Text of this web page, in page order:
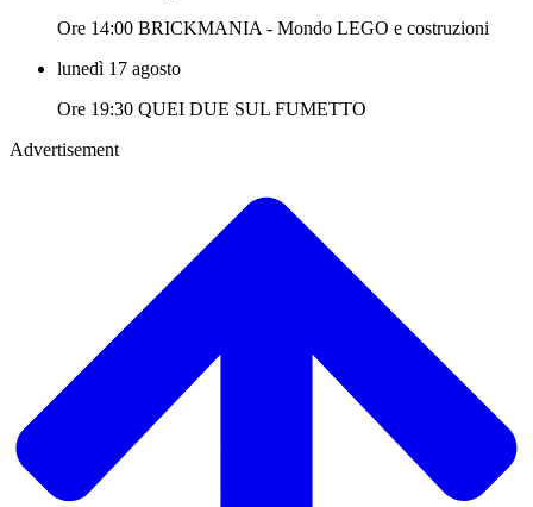
Ore 14:00 BRICKMANIA - Mondo LEGO e costruzioni
lunedì 17 agosto
Ore 19:30 QUEI DUE SUL FUMETTO
Advertisement